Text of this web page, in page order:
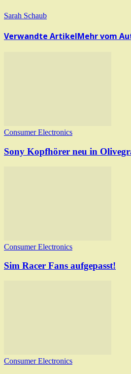
Sarah Schaub
Verwandte ArtikelMehr vom
Consumer Electronics
Sony Kopfhörer neu in
Consumer Electronics
Sim Racer Fans aufgepasst!
Consumer Electronics